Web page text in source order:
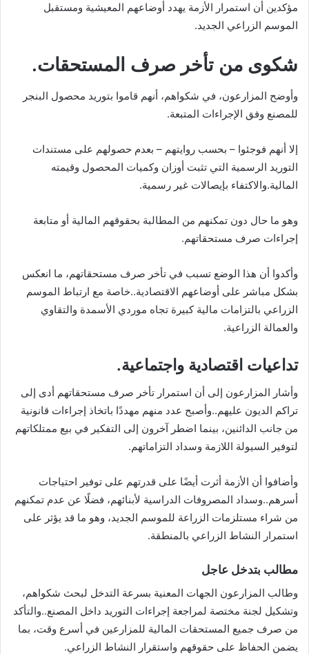
مؤكدين أن استمرار الأزمة يهدد أوضاعهم المعيشية ومستقبل
الموسم الزراعي الجديد.
شكوى من تأخر صرف المستحقات.
وأوضح المزارعون، في شكواهم، أنهم قاموا بتوريد محصول البنجر
للمصنع وفق الإجراءات المتبعة.
إلا أنهم فوجئوا – بحسب روايتهم – بعدم حصولهم على مستندات
التوريد الرسمية التي تثبت أوزان وكميات المحصول وقيمته
المالية.والاكتفاء بإيصالات غير رسمية.
وهو ما حال دون تمكنهم من المطالبة بحقوقهم المالية أو متابعة
إجراءات صرف مستحقاتهم.
وأكدوا أن هذا الوضع تسبب في تأخر صرف مستحقاتهم، ما انعكس
بشكل مباشر على أوضاعهم الاقتصادية..خاصة مع ارتباط الموسم
الزراعي بالتزامات مالية كبيرة تجاه موردي الأسمدة والتقاوي
والعمالة الزراعية.
تداعيات اقتصادية واجتماعية.
وأشار المزارعون إلى أن استمرار تأخر صرف مستحقاتهم أدى إلى
تراكم الديون عليهم..وأصبح عدد منهم مهددًا باتخاذ إجراءات قانونية
من جانب الدائنين، بينما اضطر آخرون إلى التفكير في بيع ممتلكاتهم
لتوفير السيولة اللازمة وسداد التزاماتهم.
وأضافوا أن الأزمة أثرت أيضًا على قدرتهم على توفير احتياجات
أسرهم..وسداد المصروفات الدراسية لأبنائهم، فضلًا عن عدم تمكنهم
من شراء مستلزمات الزراعة للموسم الجديد، وهو ما قد يؤثر على
استمرار النشاط الزراعي بالمنطقة.
مطالب بتدخل عاجل
وطالب المزارعون الجهات المعنية بسرعة التدخل لبحث شكواهم،
وتشكيل لجنة مختصة لمراجعة إجراءات التوريد داخل المصنع..والتأكد
من صرف جميع المستحقات المالية للمزارعين في أسرع وقت، بما
يضمن الحفاظ على حقوقهم واستقرار النشاط الزراعي.